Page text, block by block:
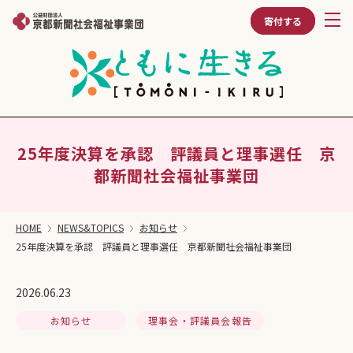
寄付する
25年度決算を承認 評議員と理事選任 京
都新聞社会福祉事業団
HOME NEWS&TOPICS
お知らせ
25年度決算を承認 評議員と理事選任 京都新聞社会福祉事業団
2026.06.23
お知らせ 理事会・評議員会報告